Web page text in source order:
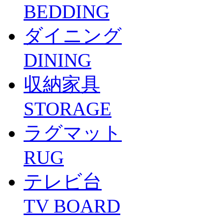
BEDDING
ダイニング
DINING
収納家具
STORAGE
ラグマット
RUG
テレビ台
TV BOARD